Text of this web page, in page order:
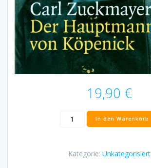
19,90 €
Buch
von
In den Warenkorb
Kategorie: Unkategorisiert